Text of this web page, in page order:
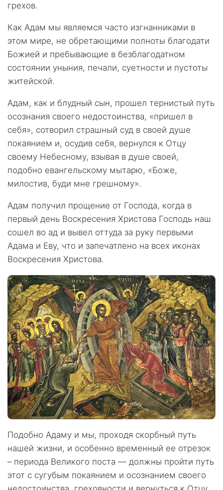
грехов.
Как Адам мы являемся часто изгнанниками в
этом мире, не обретающими полноты благодати
Божией и пребывающие в безблагодатном
состоянии уныния, печали, суетности и пустоты
житейской.
Адам, как и блудный сын, прошел тернистый путь
осознания своего недостоинства, «пришел в
себя», сотворил страшный суд в своей душе
покаянием и, осудив себя, вернулся к Отцу
своему Небесному, взывая в душе своей,
подобно евангельскому мытарю, «Боже,
милостив, буди мне грешному».
Адам получил прощение от Господа, когда в
первый день Воскресения Христова Господь наш
сошел во ад и вывел оттуда за руку первыми
Адама и Еву, что и запечатлено на всех иконах
Воскресения Христова.
Подобно Адаму и мы, проходя скорбный путь
нашей жизни, и особенно временный ее отрезок
– периода Великого поста — должны пройти путь
этот с сугубым покаянием и осознанием своего